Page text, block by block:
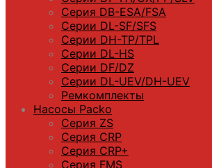
Серия DB-ЕSA/FSA
Серии DL-SF/SFS
Серии DН-ТP/ТPL
Серии DL-HS
Серии DF/DZ
Серии DL-UEV/DH-UEV
Ремкомплекты
Насосы Packo
Серия ZS
Серия CRP
Серия CRP+
Серия FMS